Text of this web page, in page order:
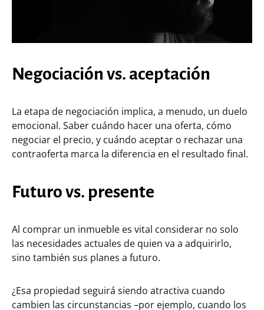
Negociación vs. aceptación
La etapa de negociación implica, a menudo, un duelo
emocional. Saber cuándo hacer una oferta, cómo
negociar el precio, y cuándo aceptar o rechazar una
contraoferta marca la diferencia en el resultado final.
Futuro vs. presente
Al comprar un inmueble es vital considerar no solo
las necesidades actuales de quien va a adquirirlo,
sino también sus planes a futuro.
¿Esa propiedad seguirá siendo atractiva cuando
cambien las circunstancias –por ejemplo, cuando los